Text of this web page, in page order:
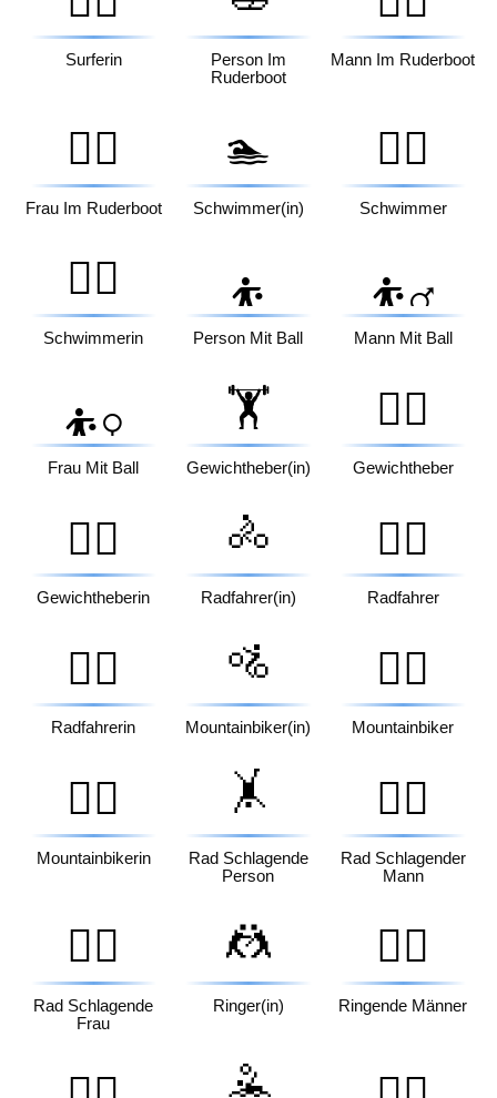
Surferin
Person Im
Ruderboot
Mann Im Ruderboot
🚣‍♀️
Frau Im Ruderboot
🏊
Schwimmer(in)
🏊‍♂️
Schwimmer
🏊‍♀️
Schwimmerin
⛹️
Person Mit Ball
⛹️‍♂️
Mann Mit Ball
⛹️‍♀️
Frau Mit Ball
🏋️
Gewichtheber(in)
🏋️‍♂️
Gewichtheber
🏋️‍♀️
Gewichtheberin
🚴
Radfahrer(in)
🚴‍♂️
Radfahrer
🚴‍♀️
Radfahrerin
🚵
Mountainbiker(in)
🚵‍♂️
Mountainbiker
🚵‍♀️
Mountainbikerin
🤸
Rad Schlagende
Person
🤸‍♂️
Rad Schlagender
Mann
🤸‍♀️
Rad Schlagende
Frau
🤼
Ringer(in)
🤼‍♂️
Ringende Männer
🤽